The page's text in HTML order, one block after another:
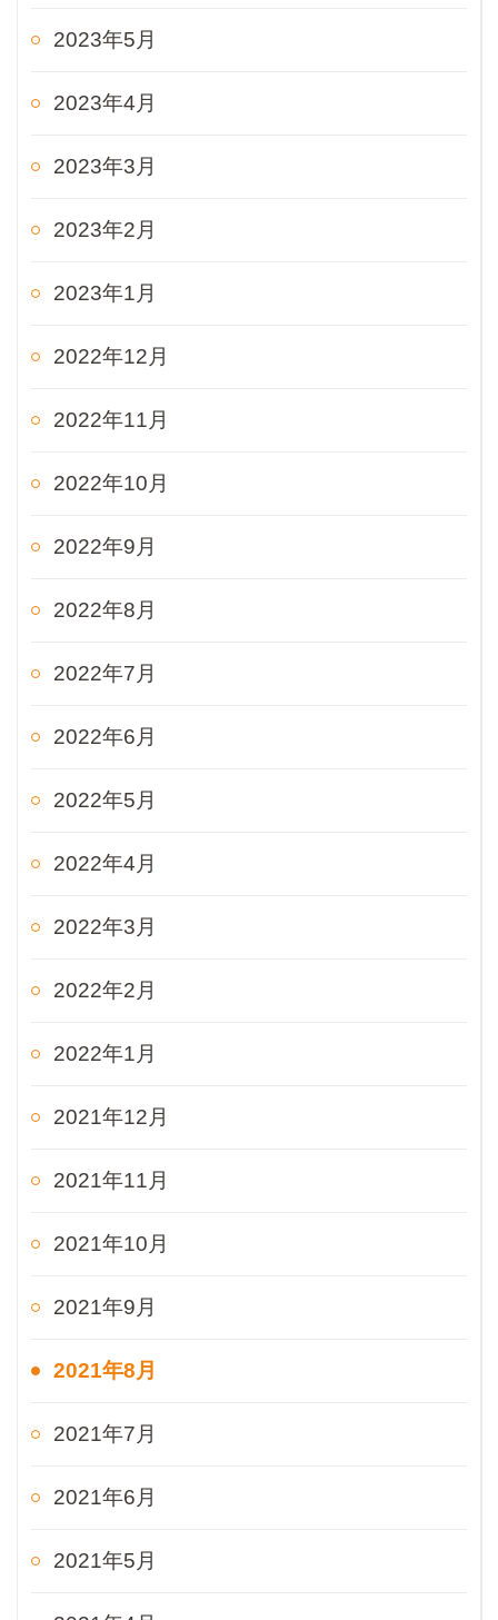
2023年5月
2023年4月
2023年3月
2023年2月
2023年1月
2022年12月
2022年11月
2022年10月
2022年9月
2022年8月
2022年7月
2022年6月
2022年5月
2022年4月
2022年3月
2022年2月
2022年1月
2021年12月
2021年11月
2021年10月
2021年9月
2021年8月
2021年7月
2021年6月
2021年5月